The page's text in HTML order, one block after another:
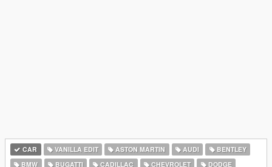
CAR VANILLA EDIT ASTON MARTIN AUDI
BENTLEY
BMW
BUGATTI CADILLAC CHEVROLET
DODGE